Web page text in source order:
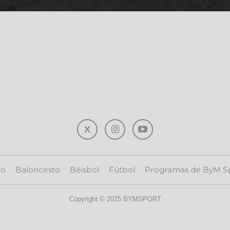
Baloncesto Béisbol Fútbol Programas de ByM
Copyright © 2025 BYMSPORT